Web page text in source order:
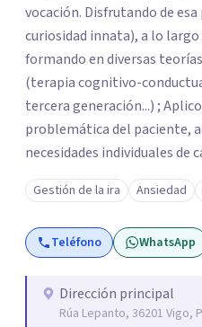
vocación. Disfrutando de
curiosidad innata), a lo largo
formando en diversas
(terapia cognitivo-
tercera generación...) ;
problemática del paciente,
necesidades individuales de
paciente adquiera las
necesita para alcanzar su
mismas y convirtiendo
amortiguador ante diversos
equipo: yo proporciono un
expresarse y aprender (en
Gestión de la ira Ansiedad
Teléfono WhatsApp
Dirección principal
Rúa Lepanto, 36201 Vigo,